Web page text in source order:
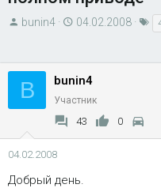
А
о
р
т
ы
bunin4
Д
а
ч
а
а
04.02.2008
Т
B bunin4
Участник
43 0
04.02.2008
Добрый день.